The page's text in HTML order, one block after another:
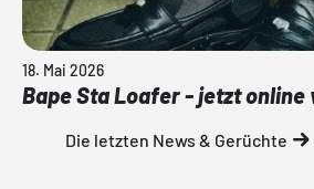
18. Mai 2026
Bape Sta Loafer - jetzt online
Die letzten News & Gerüchte